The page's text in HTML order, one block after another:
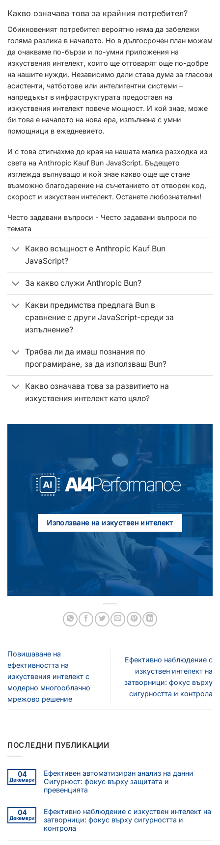
Какво означава това за крайния потребител?
Обикновеният потребител вероятно няма да забележи
голяма разлика в началото. Но в дългосрочен план можем
да очакваме по-бързи и по-умни приложения на
изкуствения интелект, които ще отговарят още по-добре
на нашите нужди. Независимо дали става дума за гласови
асистенти, чатботове или интелигентни системи –
напредъкът в инфраструктурата предоставя на
изкуствения интелект повече мощност. И кой знае, може
би това е началото на нова ера, изпълнена с умни
помощници в ежедневието.
И с това стигнахме до края на нашата малка разходка из
света на Anthropic Kauf Bun JavaScript. Бъдещето
изглежда вълнуващо и кой знае какво още ще стане
възможно благодарение на съчетанието от отворен код,
скорост и изкуствен интелект. Останете любознателни!
Често задавани въпроси - Често задавани въпроси по
темата
Какво всъщност е Anthropic Kauf Bun
JavaScript?
За какво служи Anthropic Bun?
Какви предимства предлага Bun в
сравнение с други JavaScript-среди за
изпълнение?
Трябва ли да имаш познания по
програмиране, за да използваш Bun?
Какво означава това за развитието на
изкуствения интелект като цяло?
Използване на изкуствен интелект
Повишаване на
ефективността на
изкуствения интелект с
модерно многооблачно
мрежово решение
Ефективно наблюдение с
изкуствен интелект на
затворници: фокус върху
сигурността и контрола
ПОСЛЕДНИ ПУБЛИКАЦИИ
04
Декември
Ефективен автоматизиран анализ на данни
Сигурност: фокус върху защитата и
превенцията
04
Декември
Ефективно наблюдение с изкуствен интелект на
затворници: фокус върху сигурността и
контрола